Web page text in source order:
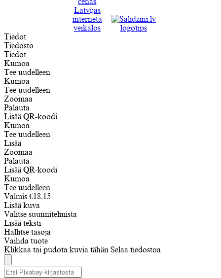
Tiedot
Tiedosto
Tiedot
Kumoa
Tee uudelleen
Kumoa
Tee uudelleen
Zoomaa
Palauta
Lisää QR-koodi
Kumoa
Tee uudelleen
Lisää
Zoomaa
Palauta
Lisää QR-koodi
Kumoa
Tee uudelleen
Valmis €18.15
Lisää kuva
Valitse suunnitelmista
Lisää teksti
Hallitse tasoja
Vaihda tuote
Klikkaa tai pudota kuvia tähän Selaa tiedostoa